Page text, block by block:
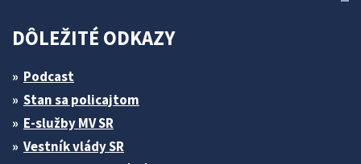
DÔLEŽITÉ ODKAZY
Podcast
Stan sa policajtom
E-služby MV SR
Vestník vlády SR